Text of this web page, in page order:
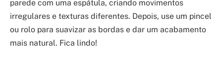
parede com uma espátula, criando movimentos
irregulares e texturas diferentes. Depois, use um pincel
ou rolo para suavizar as bordas e dar um acabamento
mais natural. Fica lindo!